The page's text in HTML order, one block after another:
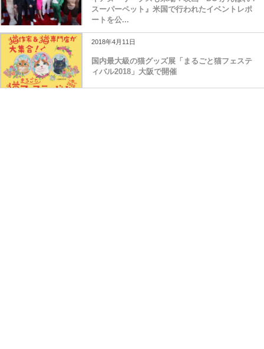
スーパーペット』米国で行われたイベントレポ
ートを公...
2018年4月11日
国内最大級の猫グッズ展「まるごと猫フェステ
ィバル2018」大阪で開催